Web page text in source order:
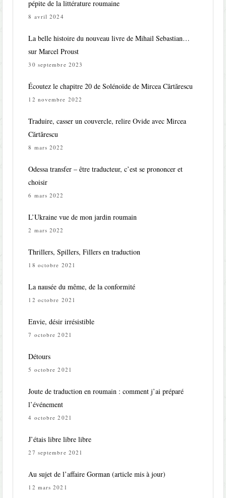
pépite de la littérature roumaine
8 avril 2024
La belle histoire du nouveau livre de Mihail Sebastian…
sur Marcel Proust
30 septembre 2023
Écoutez le chapitre 20 de Solénoïde de Mircea Cărtărescu
12 novembre 2022
Traduire, casser un couvercle, relire Ovide avec Mircea
Cărtărescu
8 mars 2022
Odessa transfer – être traducteur, c’est se prononcer et
choisir
6 mars 2022
L’Ukraine vue de mon jardin roumain
2 mars 2022
Thrillers, Spillers, Fillers en traduction
18 octobre 2021
La nausée du même, de la conformité
12 octobre 2021
Envie, désir irrésistible
7 octobre 2021
Détours
5 octobre 2021
Joute de traduction en roumain : comment j’ai préparé
l’événement
4 octobre 2021
J’étais libre libre libre
27 septembre 2021
Au sujet de l’affaire Gorman (article mis à jour)
12 mars 2021